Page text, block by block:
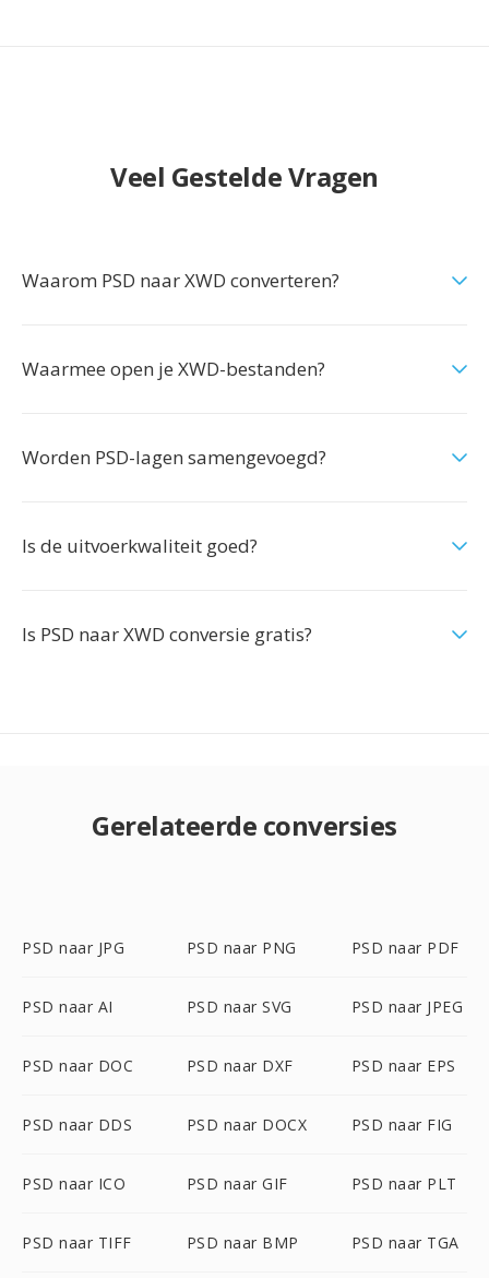
Veel Gestelde Vragen
Waarom PSD naar XWD converteren?
Waarmee open je XWD-bestanden?
Worden PSD-lagen samengevoegd?
Is de uitvoerkwaliteit goed?
Is PSD naar XWD conversie gratis?
Gerelateerde conversies
PSD naar JPG PSD naar PNG PSD naar PDF
PSD naar AI PSD naar SVG PSD naar JPEG
PSD naar DOC PSD naar DXF PSD naar EPS
PSD naar DDS PSD naar DOCX PSD naar FIG
PSD naar ICO PSD naar GIF PSD naar PLT
PSD naar TIFF PSD naar BMP PSD naar TGA